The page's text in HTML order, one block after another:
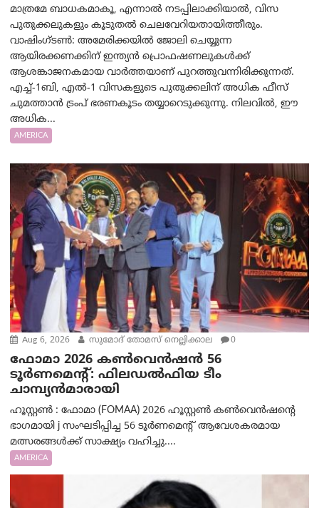
മാത്രമേ ബാധകമാകൂ, എന്നാൽ നടപ്പിലാക്കിയാൽ, വിസ
പുതുക്കലുകളും കൂടുതൽ ചെലവേറിയതായിത്തീരും.
വാഷിംഗ്ടണ്‍: അമേരിക്കയില്‍ ജോലി ചെയ്യുന്ന
ആയിരക്കണക്കിന് ഇന്ത്യൻ പ്രൊഫഷണലുകൾക്ക്
ആശങ്കാജനകമായ വാർത്തയാണ് പുറത്തുവന്നിരിക്കുന്നത്.
എച്ച്-1ബി, എൽ-1 വിസകളുടെ പുതുക്കലിന് അധിക ഫീസ്
ചുമത്താൻ ട്രംപ് ഭരണകൂടം തയ്യാറെടുക്കുന്നു. നിലവിൽ, ഈ
അധിക...
AMERICA
Aug 6, 2026 സുമോദ് തോമസ് നെല്ലിക്കാല 0
ഫോമാ 2026 കൺവെൻഷൻ 56
ടൂർണമെന്റ്: ഫിലഡൽഫിയ ടീം
ചാമ്പ്യൻമാരായി
ഹൂസ്റ്റൺ : ഫോമാ (FOMAA) 2026 ഹൂസ്റ്റൺ കൺവെൻഷന്റെ
ഭാഗമായി j സംഘടിപ്പിച്ച 56 ടൂർണമെന്റ് ആവേശകരമായ
മത്സരങ്ങൾക്ക് സാക്ഷ്യം വഹിച്ചു....
AMERICA